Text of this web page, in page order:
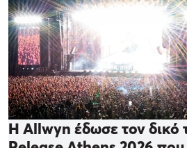
Η Allwyn έδωσε τον δικό